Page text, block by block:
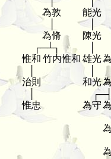
為敦
能光
為脩
陳光
┌─┴┐
惟和 竹内惟和 雄光
治則 和光
惟忠
為守